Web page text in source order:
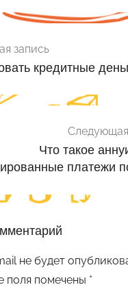
запись
кредитные
Что такое
платежи
не будет
поля помечены *